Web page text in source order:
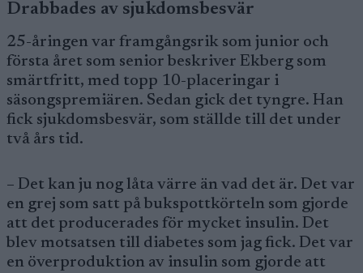
Drabbades av sjukdomsbesvär
25-åringen var framgångsrik som junior och
första året som senior beskriver Ekberg som
smärtfritt, med topp 10-placeringar i
säsongspremiären. Sedan gick det tyngre. Han
fick sjukdomsbesvär, som ställde till det under
två års tid.
– Det kan ju nog låta värre än vad det är. Det var
en grej som satt på bukspottkörteln som gjorde
att det producerades för mycket insulin. Det
blev motsatsen till diabetes som jag fick. Det var
en överproduktion av insulin som gjorde att